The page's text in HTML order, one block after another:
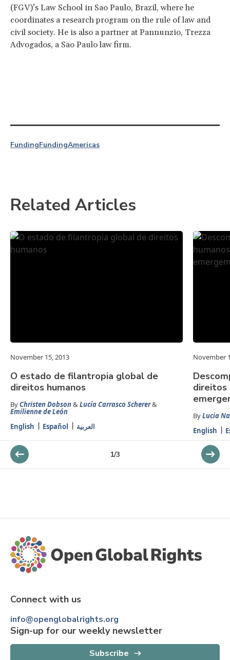
(FGV)’s Law School in Sao Paulo, Brazil, where he
coordinates a research program on the rule of law and
civil society. He is also a partner at Pannunzio, Trezza
Advogados, a Sao Paulo law firm.
FundingFundingAmericas
Related Articles
November 15, 2013
O estado de filantropia global de
direitos humanos
ByChristen Dobson& Lucía Carrasco Scherer&
Emilienne de León
English
Español العربية
November
direitos
ByLucia
English
1/3
Connect with us
info@openglobalrights.org
Sign-up for our weekly newsletter
Subscribe